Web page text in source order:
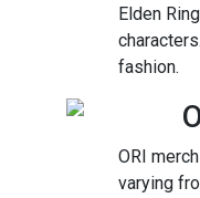
Elden
fashion.
ORI
varying